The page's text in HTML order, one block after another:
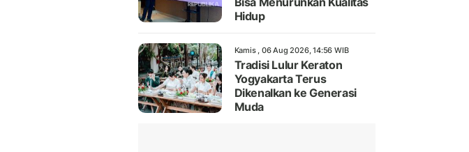
Hidup
Kamis , 06 Aug 2026, 14:56 WIB
Tradisi Lulur Keraton
Yogyakarta Terus
Dikenalkan ke Generasi
Muda